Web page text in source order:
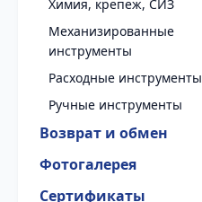
Химия, крепеж, СИЗ
Механизированные
инструменты
Расходные инструменты
Ручные инструменты
Возврат и обмен
Фотогалерея
Сертификаты